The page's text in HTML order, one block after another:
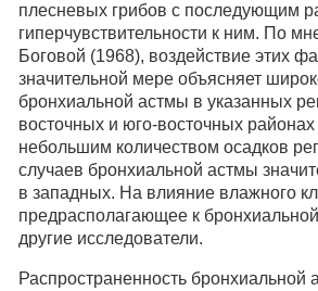
плесневых грибов с последующим
гиперчувствительности к ним. По
Боговой (1968), воздействие этих
значительной мере объясняет
бронхиальной астмы в указанных
восточных и юго-восточных
небольшим количеством осадков
случаев бронхиальной астмы
в западных. На влияние влажного
предрасполагающее к
другие исследователи.
Распространенность бронхиальной